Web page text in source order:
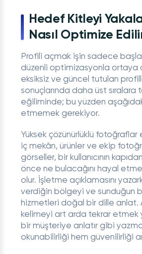
Hedef Kitleyi
Nasıl Optimize
Profili açmak işin sadece
düzenli optimizasyonla ortaya
eksiksiz ve güncel tutulan
sonuçlarında daha üst sıralara
eğiliminde; bu yüzden
etmemek gerekiyor.
Yüksek çözünürlüklü fotoğraflar
iç mekân, ürünler ve ekip
görseller, bir kullanıcının
önce ne bulacağını hayal
olur. İşletme açıklamasını
verdiğin bölgeyi ve sunduğun
hizmetleri doğal bir dille anlat.
kelimeyi art arda tekrar etmek
bir müşteriye anlatır gibi
okunabilirliği hem güvenilirliği